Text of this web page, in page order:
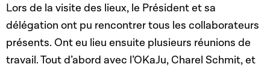
Lors de la visite des lieux, le Président et sa
délégation ont pu rencontrer tous les collaborateurs
présents. Ont eu lieu ensuite plusieurs réunions de
travail. Tout d’abord avec l’OKaJu, Charel Schmit, et